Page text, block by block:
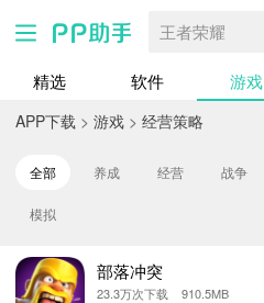
王者荣耀
精选 软件 游戏
APP下载 > 游戏 > 经营策略
全部 养成 经营 战争
模拟
部落冲突
23.3万次下载 910.5MB